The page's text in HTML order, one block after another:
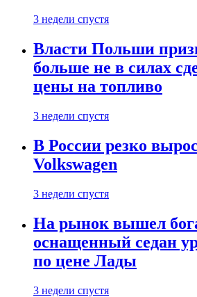
3 недели спустя
Власти Польши
больше не в силах
цены на топливо
3 недели спустя
В России резко
Volkswagen
3 недели спустя
На рынок вышел
оснащенный седан
по цене Лады
3 недели спустя